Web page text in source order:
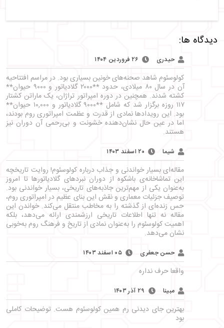
دیدگاه ها:
حیدری ۲۶ فروردین ۱۴۰۴
کولوسئوم شاهد صحنه‌های خونین بسیاری بود. در مراسم افتتاحیه
آن در سال ۸۰ میلادی، حدود **۲۰۰۰ گلادیاتور و ۹۰۰۰ حیوان**
کشته شدند. همچنین در دوره امپراتور تراژان، یک ماراتن کشتار
۱۱۷ روزه برگزار شد که شامل **۹۰۰۰ گلادیاتور و ۱۰,۰۰۰ حیوان**
بود. این رویدادها نمادی از قدرت و عظمت امپراتوری روم بودند،
اما در عین حال نشان‌دهنده خشونت و بی‌رحمی آن دوران نیز
هستند.
شیما ۲۰ اسفند ۱۴۰۳
مقاله‌ای بسیار خواندنی و جذاب درباره کولوسئوم! روایت تاریخچه
این تماشاخانه‌ی باشکوه از دوران نبردهای گلادیاتورها تا امروز
به‌عنوان یکی از مهم‌ترین جاذبه‌های تاریخی، بسیار خواندنی بود.
توصیف جزئیات معماری و نقش این بنای عظیم در امپراتوری روم،
حس زنده‌ای از گذشته را به مخاطب منتقل می‌کند. خواندن این
مقاله نه تنها اطلاعات تاریخی ارزشمندی ارائه می‌دهد، بلکه
اهمیت کولوسئوم را به‌عنوان نمادی از تاریخ و فرهنگ روم به‌خوبی
نشان می‌دهد.
حسن جعفری ۰۵ اسفند ۱۴۰۳
واقعا حرف نداره
مبینا ۲۹ آذر ۱۴۰۳
بهترین جای دیدنی رم همین کولوسئوم هست. توضیحات کاملی
بود